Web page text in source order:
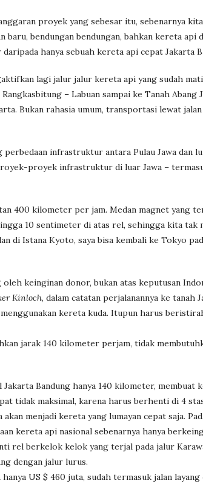
proyek yang sebesar itu, sebenarnya
bendungan bendungan, bahkan kereta api
hanya sebuah kereta api cepat Jakarta
lagi jalur jalur kereta api yang sudah mati
– Labuan sampai ke Tanah Abang
Bukan rahasia umum, transportasi lewat
infrastruktur antara Pulau Jawa dan
proyek infrastruktur di luar Jawa –
400 kilometer per jam. Medan magnet yang
10 sentimeter di atas rel, sehingga kita tak
di Istana Kyoto, saya bisa kembali ke Tokyo
keinginan donor, bukan atas keputusan
Kinloch, dalam catatan perjalanannya ke tanah
kereta kuda. Itupun harus
jarak 140 kilometer perjam, tidak
Jakarta Bandung hanya 140 kilometer, membuat
tidak maksimal, karena harus berhenti di 4
akan menjadi kereta yang lumayan cepat saja.
kereta api nasional sebenarnya hanya
rel berkelok kelok yang terjal pada jalur
dengan jalur lurus.
hanya US $ 460 juta, sudah termasuk jalan layang